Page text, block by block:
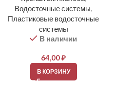
Водосточные системы,
Пластиковые водосточные
системы
В наличии
64,00₽
В КОРЗИНУ